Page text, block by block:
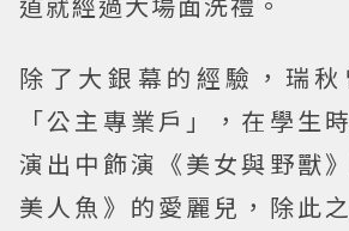
除了大銀幕的經驗，瑞
「公主專業戶」，在學生
演出中飾演《美女與野獸
美人魚》的愛麗兒，除此